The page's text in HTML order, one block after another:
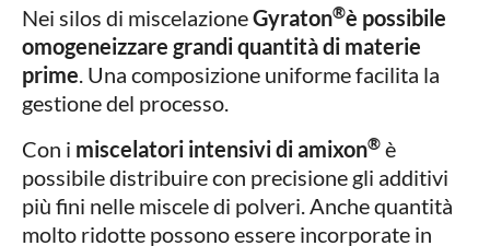
Nei silos di miscelazioneGyraton®è possibile
omogeneizzare grandi quantità di materie
prime. Una composizione uniforme facilita la
gestione del processo.
Con i miscelatori intensivi di amixon® è
possibile distribuire con precisione gli additivi
più fini nelle miscele di polveri. Anche quantità
molto ridotte possono essere incorporate in